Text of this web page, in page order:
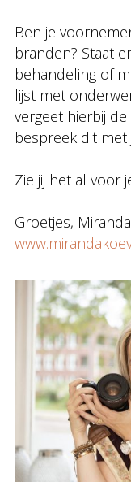
Ben je
branden? Staat
behandeling of
lijst met
vergeet hierbij
bespreek dit met
Zie jij het al voor
Groetjes, Miranda